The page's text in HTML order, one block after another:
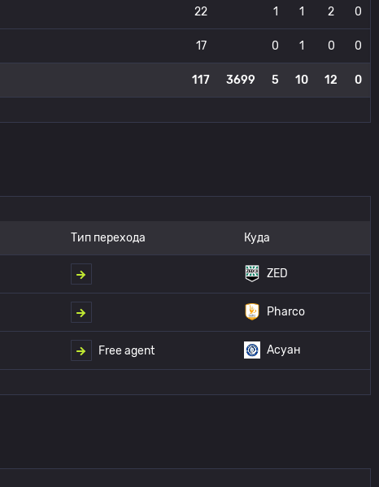
22 1 1 2 0
17 0 1 0 0
117 3699 5 10 12 0
Тип перехода Куда
ZED
Pharco
Free agent Асуан